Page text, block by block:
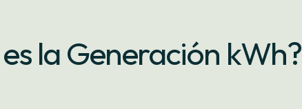
la Generación kWh?